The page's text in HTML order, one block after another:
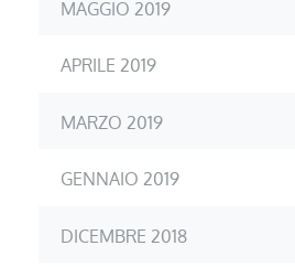
MAGGIO 2019
APRILE 2019
MARZO 2019
GENNAIO 2019
DICEMBRE 2018